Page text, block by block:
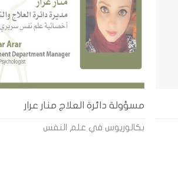
مسؤولة دائرة العلاج منار عرار
بكالوريوس في علم النفس